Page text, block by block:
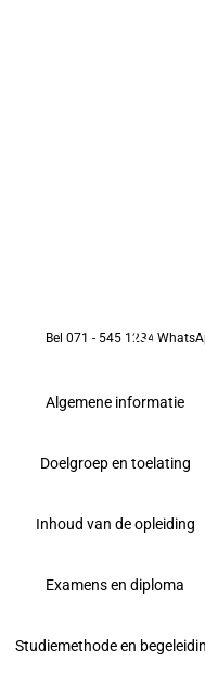
Bel 071 - 545 1234
Algemene informatie
Doelgroep en toelating
Inhoud van de opleiding
Examens en diploma
Studiemethode en